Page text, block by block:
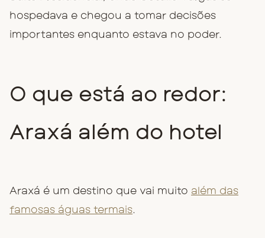
hospedava e chegou a tomar decisões
importantes enquanto estava no poder.
O que está ao redor:
Araxá além do hotel
Araxá é um destino que vai muito além das
famosas águas termais.